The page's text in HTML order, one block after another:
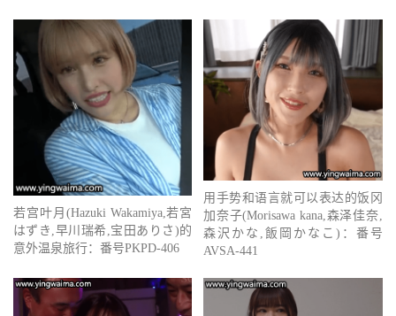
若宫叶月(Hazuki Wakamiya,若宮
はずき,早川瑞希,宝田ありさ)的
意外温泉旅行：番号PKPD-406
用手势和语言就可以表达的饭冈
加奈子(Morisawa kana,森泽佳奈,
森沢かな,飯岡かなこ)：番号
AVSA-441